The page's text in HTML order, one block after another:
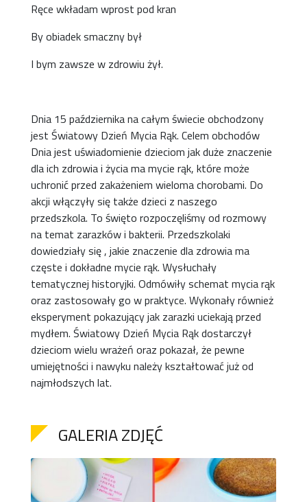
Ręce wkładam wprost pod kran
By obiadek smaczny był
I bym zawsze w zdrowiu żył.
Dnia 15 października na całym świecie obchodzony
jest Światowy Dzień Mycia Rąk. Celem obchodów
Dnia jest uświadomienie dzieciom jak duże znaczenie
dla ich zdrowia i życia ma mycie rąk, które może
uchronić przed zakażeniem wieloma chorobami. Do
akcji włączyły się także dzieci z naszego
przedszkola. To święto rozpoczęliśmy od rozmowy
na temat zarazków i bakterii. Przedszkolaki
dowiedziały się , jakie znaczenie dla zdrowia ma
częste i dokładne mycie rąk. Wysłuchały
tematycznej historyjki. Odmówiły schemat mycia rąk
oraz zastosowały go w praktyce. Wykonały również
eksperyment pokazujący jak zarazki uciekają przed
mydłem. Światowy Dzień Mycia Rąk dostarczył
dzieciom wielu wrażeń oraz pokazał, że pewne
umiejętności i nawyku należy kształtować już od
najmłodszych lat.
GALERIA ZDJĘĆ